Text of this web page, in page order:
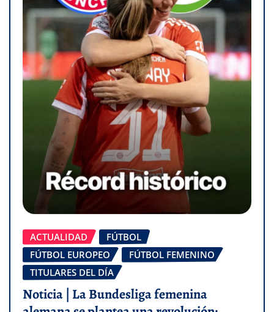
ACTUALIDAD
FÚTBOL
FÚTBOL EUROPEO
FÚTBOL FEMENINO
TITULARES DEL DÍA
Noticia | La Bundesliga femenina